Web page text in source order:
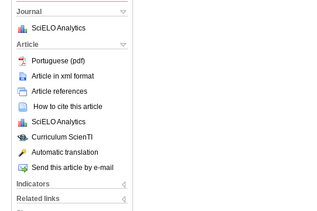
Journal
SciELO Analytics
Article
Portuguese (pdf)
Article in xml format
Article references
How to cite this article
SciELO Analytics
Curriculum ScienTI
Automatic translation
Send this article by e-mail
Indicators
Related links